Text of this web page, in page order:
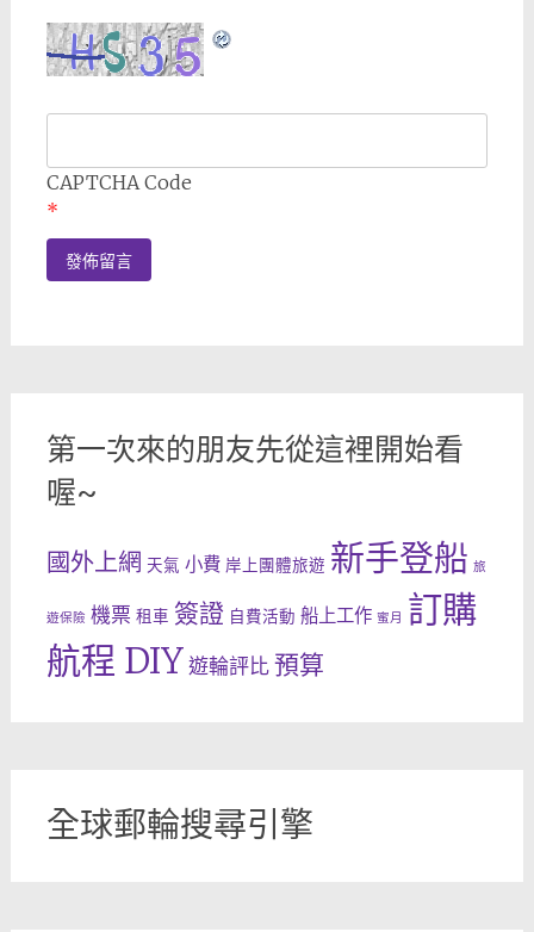
CAPTCHA Code
*
第一次來的朋友先從這裡開始看
喔~
國外上網 天氣 小費 岸上團體旅遊 新手登船 旅
遊保險 機票 租車 簽證 自費活動 船上工作 蜜月 訂購
航程 DIY遊輪評比預算
全球郵輪搜尋引擎